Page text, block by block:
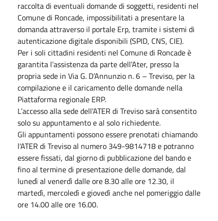
raccolta di eventuali domande di soggetti, residenti nel
Comune di Roncade, impossibilitati a presentare la
domanda attraverso il portale Erp, tramite i sistemi di
autenticazione digitale disponibili (SPID, CNS, CIE).
Per i soli cittadini residenti nel Comune di Roncade è
garantita l’assistenza da parte dell’Ater, presso la
propria sede in Via G. D’Annunzio n. 6 – Treviso, per la
compilazione e il caricamento delle domande nella
Piattaforma regionale ERP.
L’accesso alla sede dell’ATER di Treviso sarà consentito
solo su appuntamento e al solo richiedente.
Gli appuntamenti possono essere prenotati chiamando
l'ATER di Treviso al numero 349-9814718 e potranno
essere fissati, dal giorno di pubblicazione del bando e
fino al termine di presentazione delle domande, dal
lunedì al venerdì dalle ore 8.30 alle ore 12.30, il
martedì, mercoledì e giovedì anche nel pomeriggio dalle
ore 14.00 alle ore 16.00.